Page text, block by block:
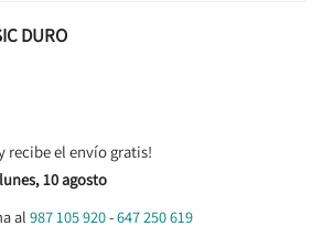
DURO
recibe el envío gratis!
lunes, 10 agosto
al 987 105 920-647 250 619